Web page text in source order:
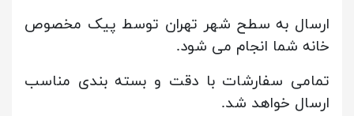
ارسال به سطح شهر تهران توسط پیک مخصوص
خانه شما انجام می شود.
تمامی سفارشات با دقت و بسته بندی مناسب
ارسال خواهد شد.